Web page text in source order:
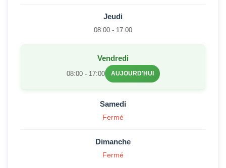
Jeudi
08:00 - 17:00
Vendredi
08:00 - 17:00 AUJOURD'HUI
Samedi
Fermé
Dimanche
Fermé